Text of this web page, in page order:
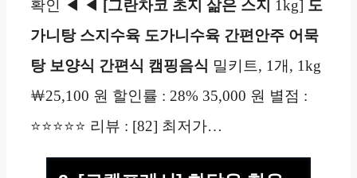
확인 ◀ ◀ [그란차코 초지 삶은 스지 1kg] 도
가니탕 스지수육 도가니수육 간편안주 어묵
탕 보양식 간편식 캠핑음식 밀키트, 1개, 1kg
￦25,100 원 할인률 : 28% 35,000 원 별점 :
⭐⭐⭐⭐⭐ 리뷰 : [82] 최저가…